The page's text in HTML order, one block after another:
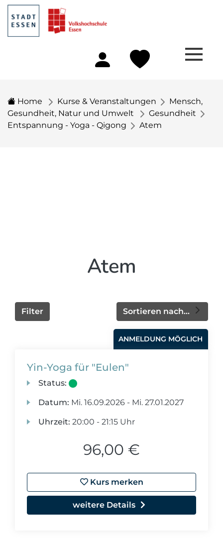
Home Kurse & Veranstaltungen
Mensch,
Gesundheit, Natur und Umwelt
Gesundheit
Entspannung - Yoga - Qigong
Atem
Atem
Sortieren nach...
Filter
ANMELDUNG MÖGLICH
Yin-Yoga für "Eulen"
Status:
Datum: Mi. 16.09.2026 - Mi. 27.01.2027
Uhrzeit: 20:00 - 21:15 Uhr
96,00 €
Kurs merken
weitere Details